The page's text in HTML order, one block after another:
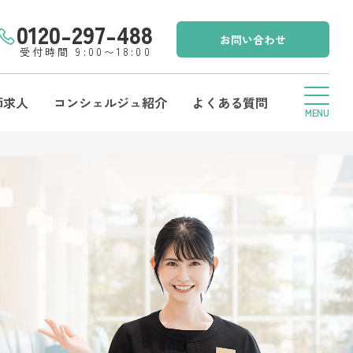
0120-297-488
受付時間 9:00〜18:00
お問い合わせ
人 コンシェルジュ紹介 よくある質問